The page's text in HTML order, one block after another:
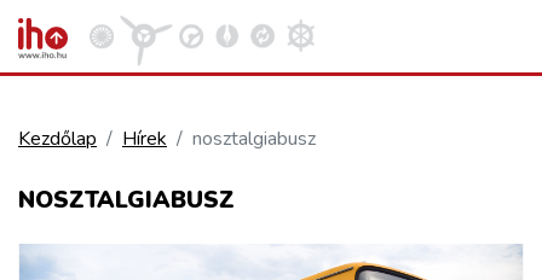
KÖZÚT
Kezdőlap Hírek nosztalgiabusz
NOSZTALGIABUSZ